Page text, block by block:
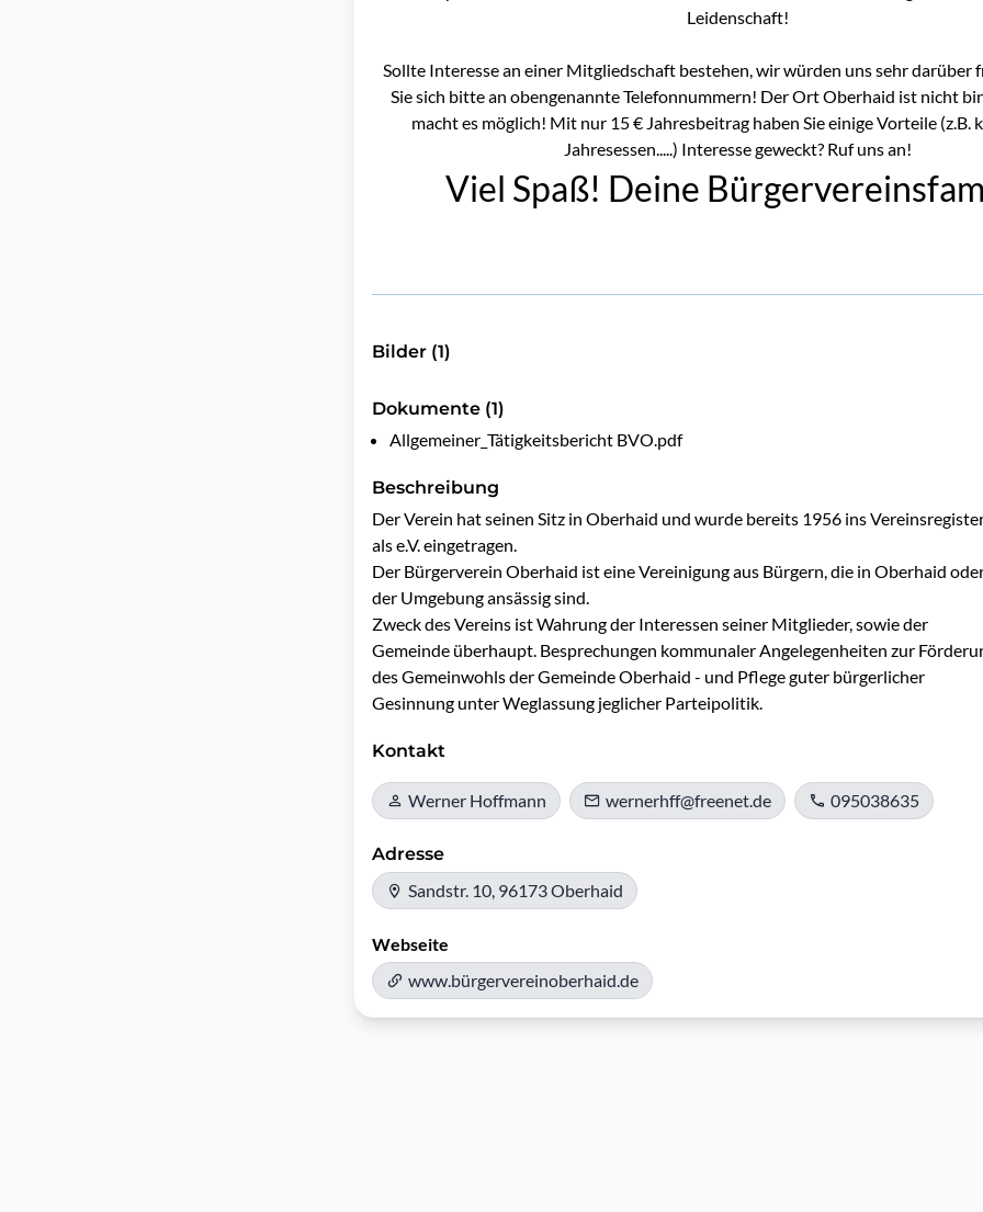
Leidenschaft!
Sollte Interesse an einer Mitgliedschaft bestehen, wir würden uns sehr darüber
Sie sich bitte an obengenannte Telefonnummern! Der Ort Oberhaid ist nicht
macht es möglich! Mit nur 15 € Jahresbeitrag haben Sie einige Vorteile (z.B.
Jahresessen.....) Interesse geweckt? Ruf uns an!
Viel Spaß! Deine
Bilder (1)
Dokumente (1)
Allgemeiner_Tätigkeitsbericht BVO.pdf
Beschreibung
Der Verein hat seinen Sitz in Oberhaid und wurde bereits 1956 ins
als e.V. eingetragen.
Der Bürgerverein Oberhaid ist eine Vereinigung aus Bürgern, die in Oberhaid
der Umgebung ansässig sind.
Zweck des Vereins ist Wahrung der Interessen seiner Mitglieder, sowie der
Gemeinde überhaupt. Besprechungen kommunaler Angelegenheiten zur
des Gemeinwohls der Gemeinde Oberhaid - und Pflege guter bürgerlicher
Kontakt
Werner Hoffmann wernerhff@freenet.de 095038635
Adresse
Sandstr. 10, 96173 Oberhaid
Webseite
www.bürgervereinoberhaid.de